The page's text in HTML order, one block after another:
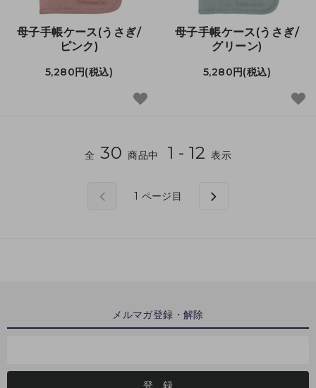
母子手帳ケース(うさぎ/
ピンク)
5,280円(税込)
母子手帳ケース(うさぎ/
グリーン)
5,280円(税込)
全 30 商品中 1 - 12 表示
1 ページ目
メルマガ登録・解除